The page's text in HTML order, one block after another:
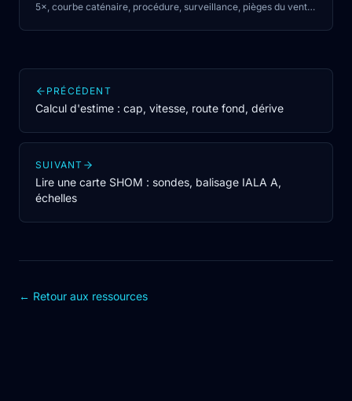
5×, courbe caténaire, procédure, surveillance, pièges du vent
PRÉCÉDENT
Calcul d'estime : cap, vitesse, route fond, dérive
SUIVANT
Lire une carte SHOM : sondes, balisage IALA A,
échelles
← Retour aux ressources